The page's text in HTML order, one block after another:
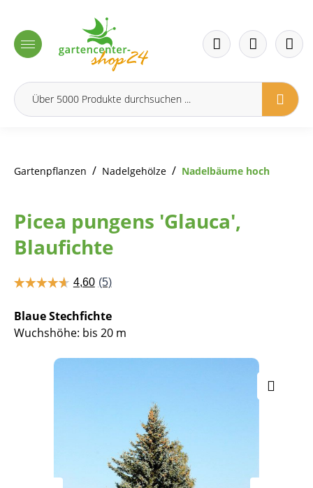
Gartenpflanzen / Nadelgehölze / Nadelbäume hoch
Picea pungens 'Glauca',
Blaufichte
Blaue Stechfichte
Wuchshöhe: bis 20 m